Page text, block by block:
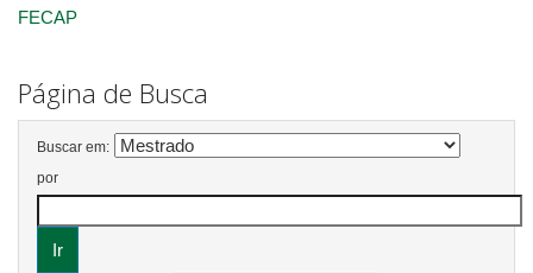
FECAP
Página de Busca
Buscar em:
por